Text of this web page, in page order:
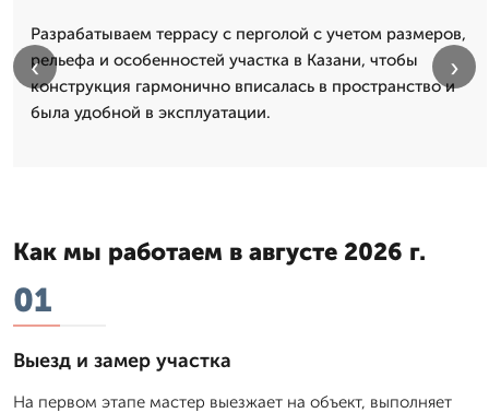
Разрабатываем террасу с перголой с учетом размеров,
рельефа и особенностей участка в Казани, чтобы
конструкция гармонично вписалась в пространство и
была удобной в эксплуатации.
‹ ›
Как мы работаем в августе 2026 г.
01
Выезд и замер участка
На первом этапе мастер выезжает на объект, выполняет